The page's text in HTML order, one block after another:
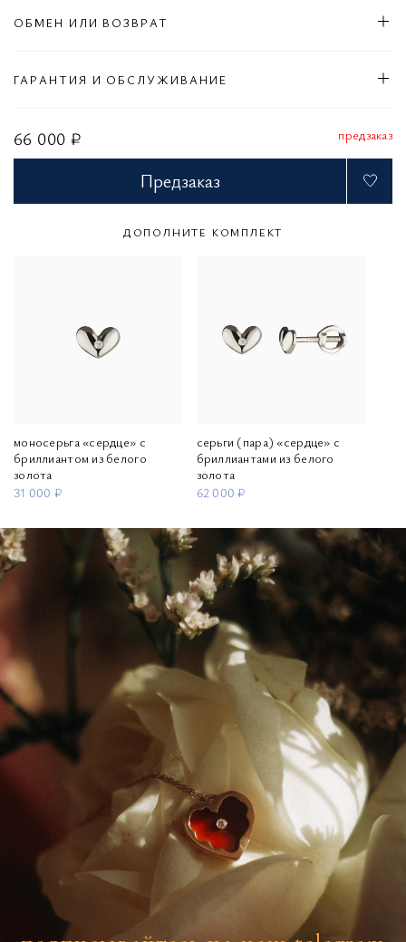
66 000 ₽ предзаказ
Предзаказ
ОБМЕН ИЛИ ВОЗВРАТ
ГАРАНТИЯ И ОБСЛУЖИВАНИЕ
ДОПОЛНИТЕ КОМПЛЕКТ
моносерьга «сердце» с
бриллиантом из белого
золота
31 000 ₽
серьги (пара) «сердце» с
бриллиантами из белого
золота
62 000 ₽